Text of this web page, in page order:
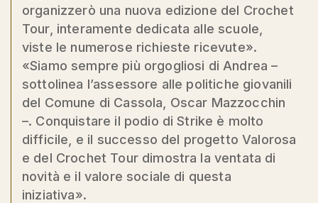
organizzerò una nuova edizione del Crochet
Tour, interamente dedicata alle scuole,
viste le numerose richieste ricevute».
«Siamo sempre più orgogliosi di Andrea –
sottolinea l’assessore alle politiche giovanili
del Comune di Cassola, Oscar Mazzocchin
–. Conquistare il podio di Strike è molto
difficile, e il successo del progetto Valorosa
e del Crochet Tour dimostra la ventata di
novità e il valore sociale di questa
iniziativa».